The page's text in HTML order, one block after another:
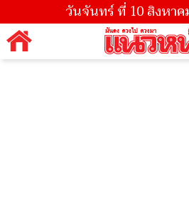
วันจันทร์ ที่ 10 สิงหา